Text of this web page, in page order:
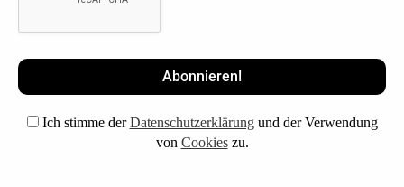
Ich stimme derDatenschutzerklärungund der Verwendung
von Cookieszu.